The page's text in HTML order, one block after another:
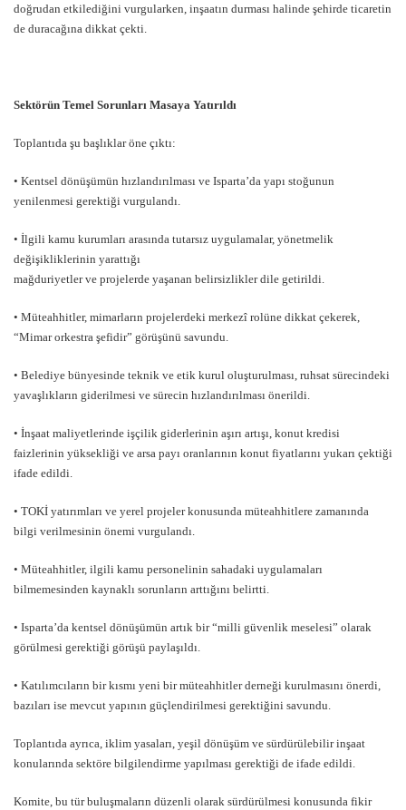
doğrudan etkilediğini vurgularken, inşaatın durması halinde şehirde ticaretin
de duracağına dikkat çekti.
Sektörün Temel Sorunları Masaya Yatırıldı
Toplantıda şu başlıklar öne çıktı:
• Kentsel dönüşümün hızlandırılması ve Isparta’da yapı stoğunun
yenilenmesi gerektiği vurgulandı.
• İlgili kamu kurumları arasında tutarsız uygulamalar, yönetmelik
değişikliklerinin yarattığı
mağduriyetler ve projelerde yaşanan belirsizlikler dile getirildi.
• Müteahhitler, mimarların projelerdeki merkezî rolüne dikkat çekerek,
“Mimar orkestra şefidir” görüşünü savundu.
• Belediye bünyesinde teknik ve etik kurul oluşturulması, ruhsat sürecindeki
yavaşlıkların giderilmesi ve sürecin hızlandırılması önerildi.
• İnşaat maliyetlerinde işçilik giderlerinin aşırı artışı, konut kredisi
faizlerinin yüksekliği ve arsa payı oranlarının konut fiyatlarını yukarı çektiği
ifade edildi.
• TOKİ yatırımları ve yerel projeler konusunda müteahhitlere zamanında
bilgi verilmesinin önemi vurgulandı.
• Müteahhitler, ilgili kamu personelinin sahadaki uygulamaları
bilmemesinden kaynaklı sorunların arttığını belirtti.
• Isparta’da kentsel dönüşümün artık bir “milli güvenlik meselesi” olarak
görülmesi gerektiği görüşü paylaşıldı.
• Katılımcıların bir kısmı yeni bir müteahhitler derneği kurulmasını önerdi,
bazıları ise mevcut yapının güçlendirilmesi gerektiğini savundu.
Toplantıda ayrıca, iklim yasaları, yeşil dönüşüm ve sürdürülebilir inşaat
konularında sektöre bilgilendirme yapılması gerektiği de ifade edildi.
Komite, bu tür buluşmaların düzenli olarak sürdürülmesi konusunda fikir